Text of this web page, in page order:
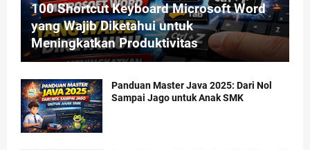
100 Shortcut Keyboard Microsoft Word
yang Wajib Diketahui untuk
Meningkatkan Produktivitas
Panduan Master Java 2025: Dari Nol
Sampai Jago untuk Anak SMK